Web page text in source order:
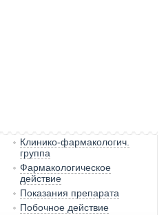
Клинико-фармакологич.
группа
Фармакологическое
действие
Показания препарата
Побочное действие